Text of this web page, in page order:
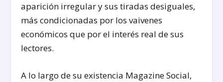
aparición irregular y sus tiradas desiguales,
más condicionadas por los vaivenes
económicos que por el interés real de sus
lectores.
A lo largo de su existencia Magazine Social,